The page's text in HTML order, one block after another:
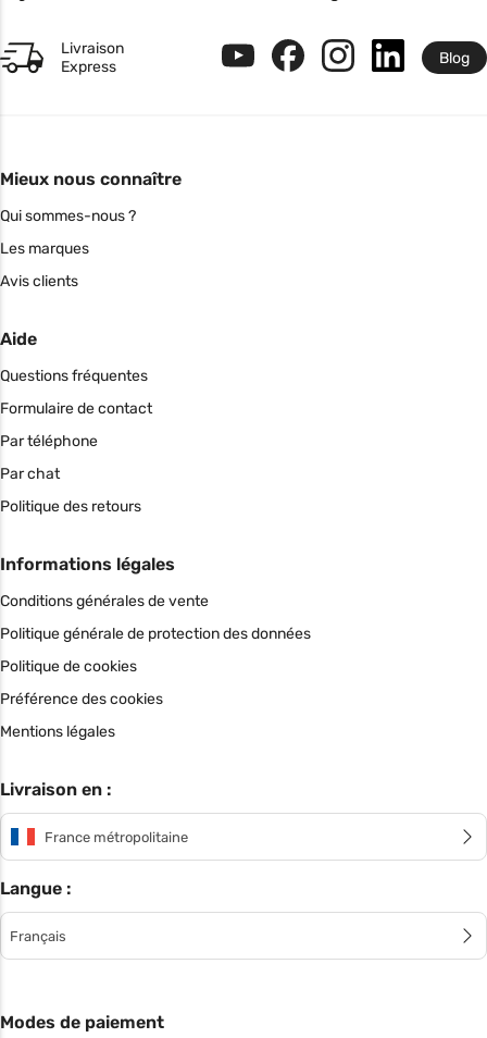
Livraison
Express
Blog
Mieux nous connaître
Qui sommes-nous ?
Les marques
Avis clients
Aide
Questions fréquentes
Formulaire de contact
Par téléphone
Par chat
Politique des retours
Informations légales
Conditions générales de vente
Politique générale de protection des données
Politique de cookies
Préférence des cookies
Mentions légales
Livraison en :
France métropolitaine
Langue :
Français
Modes de paiement